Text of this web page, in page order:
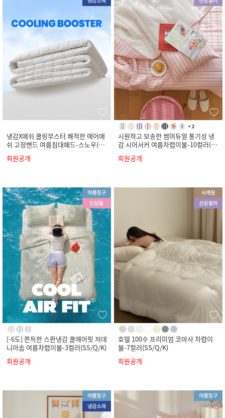
냉감X매쉬 쿨링부스터 쾌적한 에어매
쉬 고정밴드 여름침대패드-스노우(S
회원공개
시원하고 보송한 썸머듀얼 통기성 냉
감 시어서커 여름차렵이불-10컬러(S
회원공개
[-6도] 쫀득한 스판냉감 쿨에어핏 저데
니아솜 여름차렵이불-3컬러(SS/Q/K)
회원공개
호텔 100수 프리미엄 코마사 차렵이
불-7컬러(SS/Q/K)
회원공개